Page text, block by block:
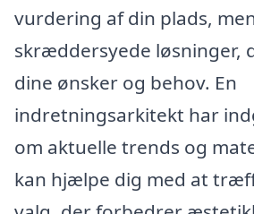
vurdering af din plads,
skræddersyede løsninger,
dine ønsker og behov. En
indretningsarkitekt har
om aktuelle trends og
kan hjælpe dig med at